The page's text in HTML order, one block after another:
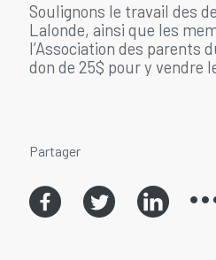
Soulignons le travail des
Lalonde, ainsi que les
l’Association des parents
don de 25$ pour y vendre
Partager